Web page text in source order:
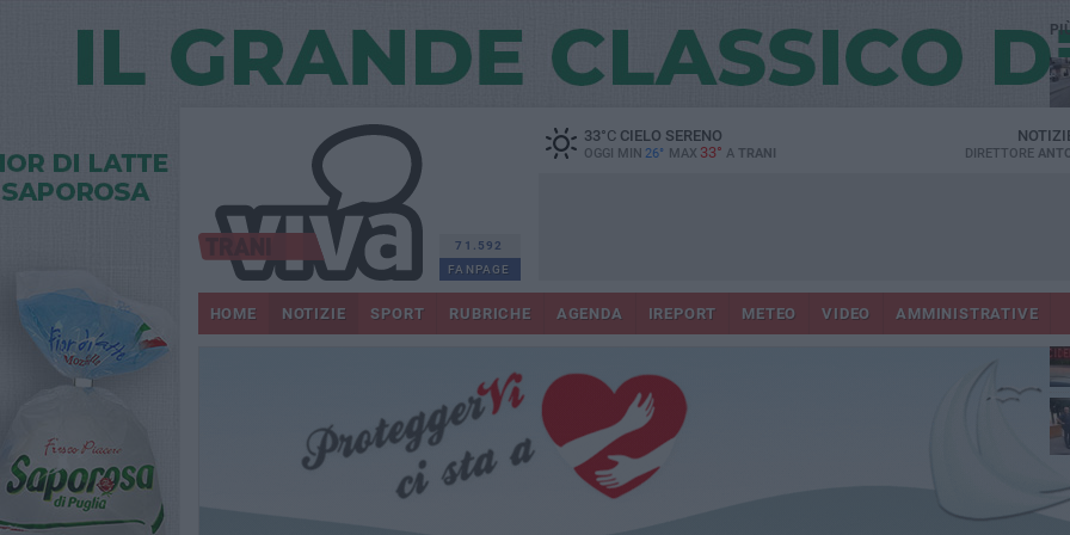
71.592
FANPAGE
33°CCIELO SERENO
OGGI MIN 26° MAX 33° A TRANI DIRETTORE
HOME NOTIZIE SPORT RUBRICHE AGENDA IREPORT METEO VIDEO AMMINISTRATIVE